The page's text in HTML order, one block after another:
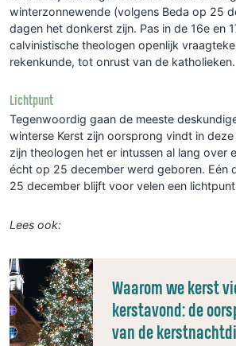
winterzonnewende (volgens Beda op 25
dagen het donkerst zijn. Pas in de 16e en
calvinistische theologen openlijk
rekenkunde, tot onrust van de katholieken.
Lichtpunt
Tegenwoordig gaan de meeste
winterse Kerst zijn oorsprong vindt in
zijn theologen het er intussen al lang over
écht op 25 december werd geboren. Eén
25 december blijft voor velen een
Lees ook:
Waarom we kerst
kerstavond: de
van de